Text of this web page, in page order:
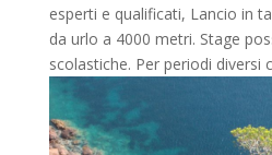
esperti e qualificati, Lancio in
da urlo a 4000 metri. Stage
scolastiche. Per periodi diversi